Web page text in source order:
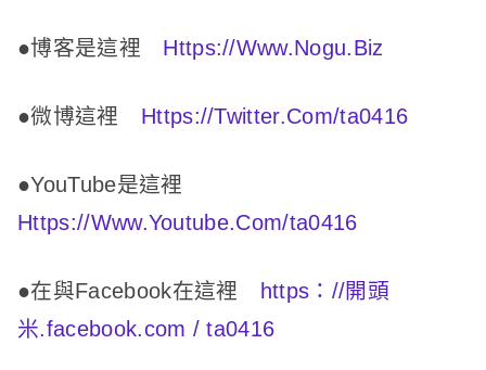
●博客是這裡 Https://Www.Nogu.Biz
●微博這裡 Https://Twitter.Com/ta0416
●YouTube是這裡
Https://Www.Youtube.Com/ta0416
●在與Facebook在這裡
https：//開頭
米.facebook.com / ta0416